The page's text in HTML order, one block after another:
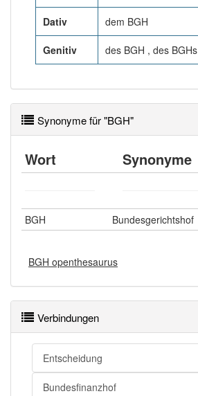
Dativ dem BGH
Genitiv des BGH , des BGHs
Synonyme für "BGH"
Wort Synonyme
BGH Bundesgerichtshof
BGH openthesaurus
Verbindungen
Entscheidung
Bundesfinanzhof